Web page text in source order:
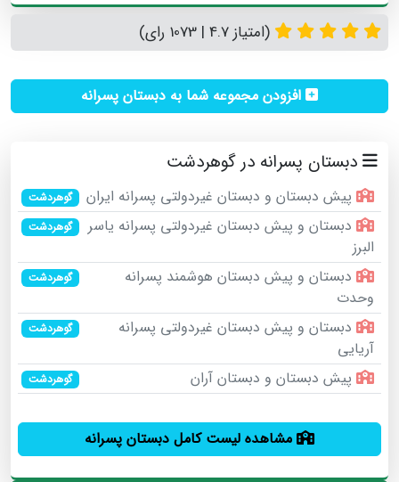
(امتیاز 4.7 | 1073 رای)
افزودن مجموعه شما به دبستان پسرانه
دبستان پسرانه در گوهردشت
پیش دبستان و دبستان غیردولتی پسرانه ایران گوهردشت
دبستان و پیش دبستان غیردولتی پسرانه یاسر
البرز
گوهردشت
دبستان و پیش دبستان هوشمند پسرانه
وحدت
گوهردشت
دبستان و پیش دبستان غيردولتي پسرانه
آريايي
گوهردشت
پیش دبستان و دبستان آران گوهردشت
مشاهده لیست کامل دبستان پسرانه